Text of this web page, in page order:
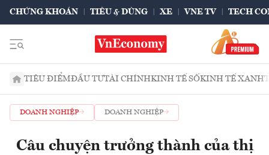
CHỨNG KHOÁN TIÊU & DÙNG XE VNE TV TECH
TIÊU ĐIỂMĐẦU TƯTÀI CHÍNHKINH TẾ SỐKINH TẾ XANH
DOANH NGHIỆP DOANH NGHIỆP
Câu chuyện trưởng thành của thị